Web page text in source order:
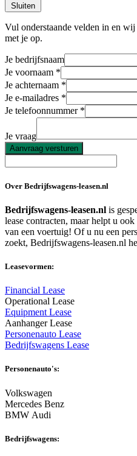
Sluiten
Vul onderstaande velden in en
met je op.
Je bedrijfsnaam
Je voornaam
Je achternaam
Je e-mailadres
Je telefoonnummer
Je vraag
Aanvraag versturen
Over Bedrijfswagens-leasen.nl
Bedrijfswagens-leasen.nl is
lease contracten, maar helpt u
van een voertuig! Of u nu een
zoekt, Bedrijfswagens-leasen.nl
Leasevormen:
Financial Lease
Operational Lease
Equipment Lease
Aanhanger Lease
Personenauto Lease
Bedrijfswagens Lease
Personenauto's:
Volkswagen
Mercedes Benz
BMW Audi
Bedrijfswagens: